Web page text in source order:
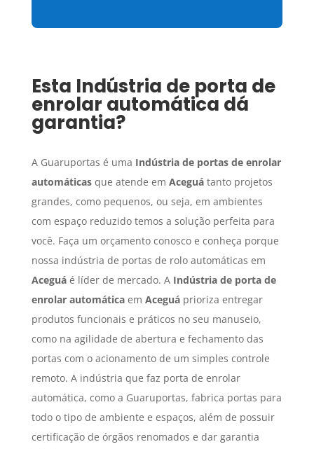
Esta Indústria de porta de
enrolar automática dá
garantia?
A Guaruportas é uma Indústria de portas de enrolar
automáticasque atende em Aceguátanto projetos
grandes, como pequenos, ou seja, em ambientes
com espaço reduzido temos a solução perfeita para
você. Faça um orçamento conosco e conheça porque
nossa indústria de portas de rolo automáticas em
Aceguáé líder de mercado. A Indústria de porta de
enrolar automáticaem Aceguáprioriza entregar
produtos funcionais e práticos no seu manuseio,
como na agilidade de abertura e fechamento das
portas com o acionamento de um simples controle
remoto. A indústria que faz porta de enrolar
automática, como a Guaruportas, fabrica portas para
todo o tipo de ambiente e espaços, além de possuir
certificação de órgãos renomados e dar garantia